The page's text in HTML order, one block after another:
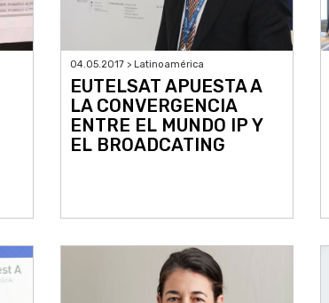
04.05.2017 > Latinoamérica
EUTELSAT APUESTA A
LA CONVERGENCIA
ENTRE EL MUNDO IP Y
EL BROADCATING